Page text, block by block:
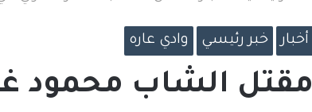
أخبار خبر رئيسي وادي عاره
مقتل الشاب محمود